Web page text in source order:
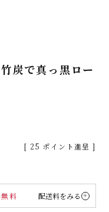
炭で真っ黒ロー
[ 25 ポイント進呈 ]
料 配送料をみる